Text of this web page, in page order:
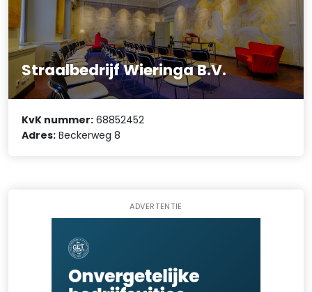
Straalbedrijf Wieringa B.V.
KvK nummer: 68852452
Adres: Beckerweg 8
ADVERTENTIE